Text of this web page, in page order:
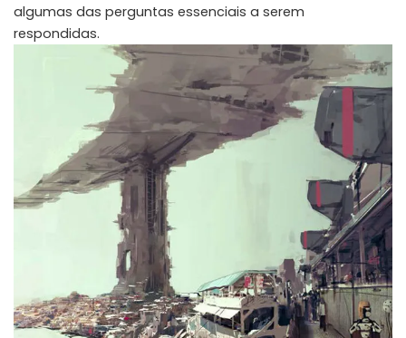
algumas das perguntas essenciais a serem
respondidas.